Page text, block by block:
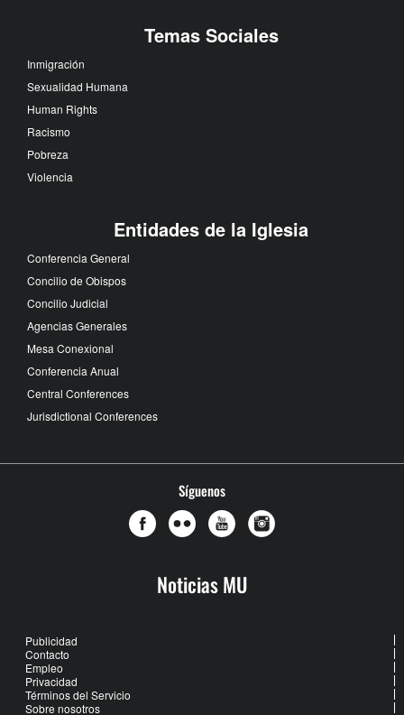
Temas Sociales
Inmigración
Sexualidad Humana
Human Rights
Racismo
Pobreza
Violencia
Entidades de la Iglesia
Conferencia General
Concilio de Obispos
Concilio Judicial
Agencias Generales
Mesa Conexional
Conferencia Anual
Central Conferences
Jurisdictional Conferences
Síguenos
Noticias MU
Publicidad
Contacto
Empleo
Privacidad
Términos del Servicio
Sobre nosotros